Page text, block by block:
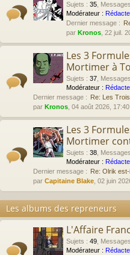
Sujets : 35 Messages
Modérateur :
Dernier message :
par Kronos , 22 juil.
Les 3
Mortimer à
Sujets : 37 Messages
Modérateur :
Dernier message : Re: Les
par Kronos , 04 août 2026, 17:40
Les 3
Mortimer
Sujets : 38 Messages
Modérateur :
Dernier message : Re: Olrik
par Capitaine Blake , 02 juin
Les albums des repreneurs
L'Affaire
Sujets : 49 Messages
Modérateur :